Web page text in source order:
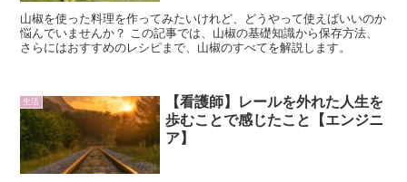
山椒を使った料理を作ってみたいけれど、どうやって使えばいいのか
悩んでいませんか？ この記事では、山椒の基礎知識から保存方法、
さらにはおすすめのレシピまで、山椒のすべてを解説します。
生活
【看護師】レールを外れた人生を
歩むことで感じたこと【エンジニ
ア】